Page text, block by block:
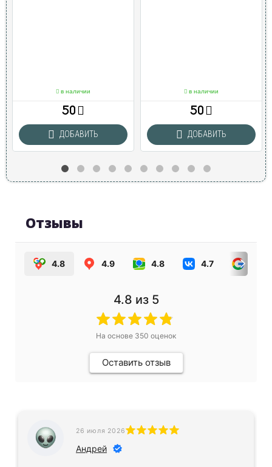
в наличии
50
ДОБАВИТЬ
в наличии
50
ДОБАВИТЬ
Отзывы
4.8 4.9 4.8 4.7
4.8 из 5
На основе 350 оценок
Оставить отзыв
26 июля 2026
Андрей